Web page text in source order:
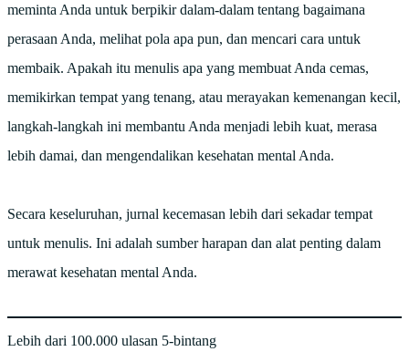
meminta Anda untuk berpikir dalam-dalam tentang bagaimana
perasaan Anda, melihat pola apa pun, dan mencari cara untuk
membaik. Apakah itu menulis apa yang membuat Anda cemas,
memikirkan tempat yang tenang, atau merayakan kemenangan kecil,
langkah-langkah ini membantu Anda menjadi lebih kuat, merasa
lebih damai, dan mengendalikan kesehatan mental Anda.
Secara keseluruhan, jurnal kecemasan lebih dari sekadar tempat
untuk menulis. Ini adalah sumber harapan dan alat penting dalam
merawat kesehatan mental Anda.
Lebih dari 100.000 ulasan 5-bintang